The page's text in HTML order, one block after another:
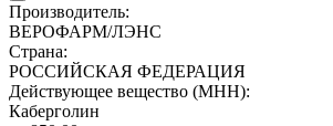
Производитель:
ВЕРОФАРМ/ЛЭНС
Страна:
РОССИЙСКАЯ ФЕДЕРАЦИЯ
Действующее вещество (МНН):
Каберголин